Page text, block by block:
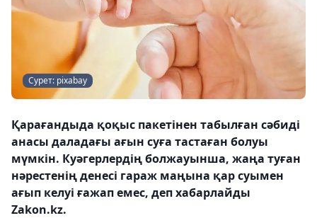
Сурет: pixabay
Қарағандыда қоқыс пакетінен табылған сәбиді
анасы даладағы ағын суға тастаған болуы
мүмкін. Куәгерлердің болжауынша, жаңа туған
нәрестенің денесі гараж маңына қар суымен
ағып келуі ғажап емес, деп хабарлайды
Zakon.kz.